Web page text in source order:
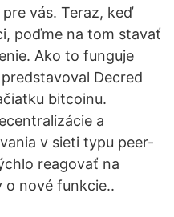
vás. Teraz, keď
poďme na tom stavať
Ako to funguje
Decred
bitcoinu.
a
v sieti typu peer-
reagovať na
o nové funkcie..